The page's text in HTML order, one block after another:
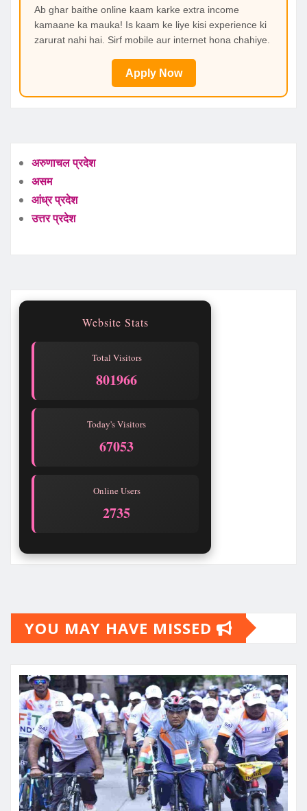
Ab ghar baithe online kaam karke extra income
kamaane ka mauka! Is kaam ke liye kisi experience ki
zarurat nahi hai. Sirf mobile aur internet hona chahiye.
Apply Now
अरुणाचल प्रदेश
असम
आंध्र प्रदेश
उत्तर प्रदेश
Website Stats
Total Visitors
801966
Today's Visitors
67053
Online Users
2735
YOU MAY HAVE MISSED